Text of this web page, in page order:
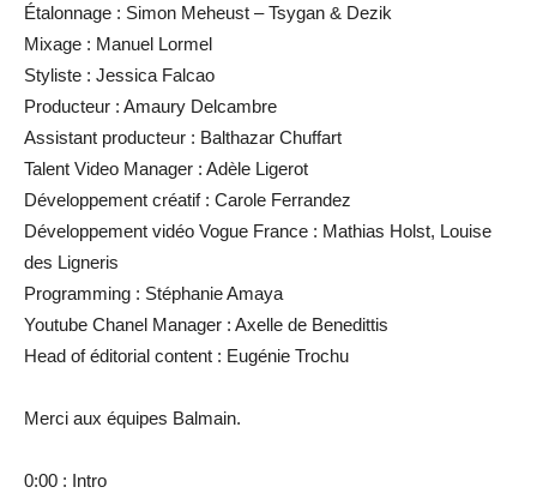
Étalonnage : Simon Meheust – Tsygan & Dezik
Mixage : Manuel Lormel
Styliste : Jessica Falcao
Producteur : Amaury Delcambre
Assistant producteur : Balthazar Chuffart
Talent Video Manager : Adèle Ligerot
Développement créatif : Carole Ferrandez
Développement vidéo Vogue France : Mathias Holst, Louise
des Ligneris
Programming : Stéphanie Amaya
Youtube Chanel Manager : Axelle de Benedittis
Head of éditorial content : Eugénie Trochu
Merci aux équipes Balmain.
0:00 : Intro